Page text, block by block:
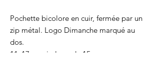
Pochette bicolore en cuir, fermée par un
zip métal. Logo Dimanche marqué au
dos.
11x17cm, zip long de 15cm